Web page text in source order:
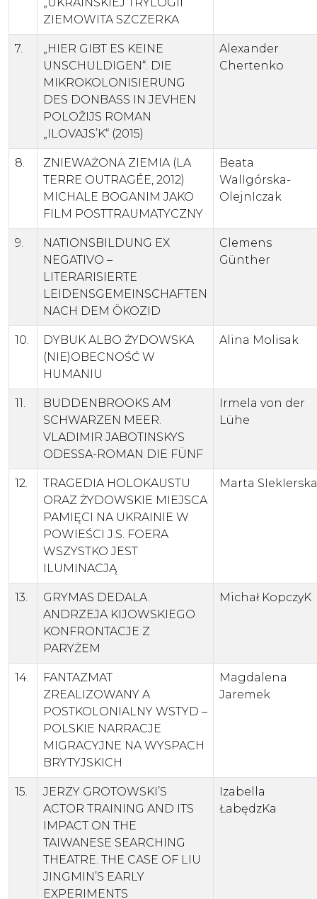
ZIEMOWITA SZCZERKA
7.
„HIER GIBT ES KEINE
UNSCHULDIGEN“. DIE
MIKROKOLONISIERUNG
DES DONBASS IN JEVHEN
POLOŽIJS ROMAN
„ILOVAJS’K“ (2015)
Alexander
Chertenko
8.
ZNIEWAŻONA ZIEMIA (LA
TERRE OUTRAGÉE, 2012)
MICHALE BOGANIM JAKO
FILM POSTTRAUMATYCZNY
Beata
WalIgórska-
OlejnIczak
9.
NATIONSBILDUNG EX
NEGATIVO –
LITERARISIERTE
LEIDENSGEMEINSCHAFTEN
NACH DEM ÖKOZID
Clemens
Günther
10.
DYBUK ALBO ŻYDOWSKA
(NIE)OBECNOŚĆ W
HUMANIU
Alina Molisak
11.
BUDDENBROOKS AM
SCHWARZEN MEER.
VLADIMIR JABOTINSKYS
ODESSA-ROMAN DIE FÜNF
Irmela von der
Lühe
12.
TRAGEDIA HOLOKAUSTU
ORAZ ŻYDOWSKIE MIEJSCA
PAMIĘCI NA UKRAINIE W
POWIEŚCI J.S. FOERA
WSZYSTKO JEST
ILUMINACJĄ
Marta SIekIerska
13.
GRYMAS DEDALA.
ANDRZEJA KIJOWSKIEGO
KONFRONTACJE Z
PARYŻEM
Michał KopczyK
14.
FANTAZMAT
ZREALIZOWANY A
POSTKOLONIALNY WSTYD –
POLSKIE NARRACJE
MIGRACYJNE NA WYSPACH
BRYTYJSKICH
Magdalena
Jaremek
15.
JERZY GROTOWSKI’S
ACTOR TRAINING AND ITS
IMPACT ON THE
TAIWANESE SEARCHING
THEATRE. THE CASE OF LIU
JINGMIN’S EARLY
EXPERIMENTS
Izabella
ŁabędzKa